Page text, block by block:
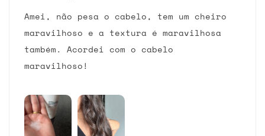
Amei, não pesa o cabelo, tem um cheiro
maravilhoso e a textura é maravilhosa
também. Acordei com o cabelo
maravilhoso!